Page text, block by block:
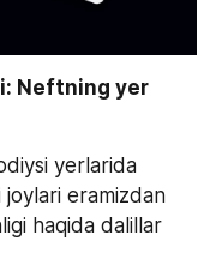
Neftning yer
yerlarida
eramizdan
haqida dalillar